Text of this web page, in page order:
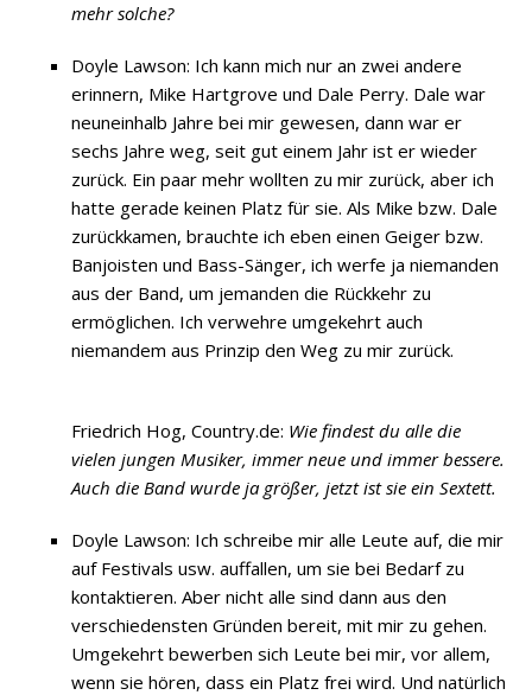
mehr solche?
Doyle Lawson: Ich kann mich nur an zwei andere
erinnern, Mike Hartgrove und Dale Perry. Dale war
neuneinhalb Jahre bei mir gewesen, dann war er
sechs Jahre weg, seit gut einem Jahr ist er wieder
zurück. Ein paar mehr wollten zu mir zurück, aber ich
hatte gerade keinen Platz für sie. Als Mike bzw. Dale
zurückkamen, brauchte ich eben einen Geiger bzw.
Banjoisten und Bass-Sänger, ich werfe ja niemanden
aus der Band, um jemanden die Rückkehr zu
ermöglichen. Ich verwehre umgekehrt auch
niemandem aus Prinzip den Weg zu mir zurück.
Friedrich Hog, Country.de: Wie findest du alle die
vielen jungen Musiker, immer neue und immer bessere.
Auch die Band wurde ja größer, jetzt ist sie ein Sextett.
Doyle Lawson: Ich schreibe mir alle Leute auf, die mir
auf Festivals usw. auffallen, um sie bei Bedarf zu
kontaktieren. Aber nicht alle sind dann aus den
verschiedensten Gründen bereit, mit mir zu gehen.
Umgekehrt bewerben sich Leute bei mir, vor allem,
wenn sie hören, dass ein Platz frei wird. Und natürlich